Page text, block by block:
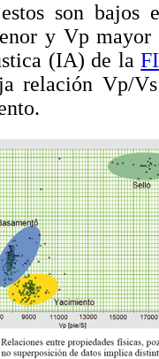
son
y Vp
(IA) de la
relación Vp/